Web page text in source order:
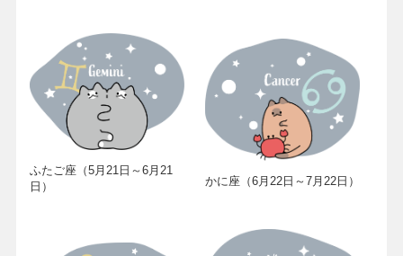
ふたご座（5月21日～6月21
日）
かに座（6月22日～7月22日）